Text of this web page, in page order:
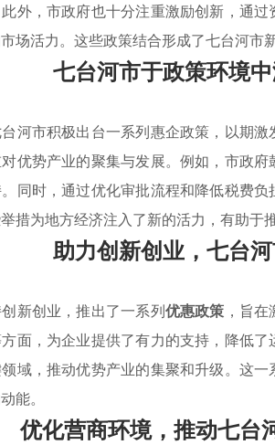
外，市政府也十分注重激励创新，通
场活力。这些政策结合形成了七台河
七台河市于政策环境
河市积极出台一系列惠企政策，以期
优势产业的聚集与发展。例如，市政
同时，通过优化审批流程和降低税费
措为地方经济注入了新的活力，有助于
助力创新创业，七台
新创业，推出了一系列优惠政策 ，旨
面，为企业提供了有力的支持，降低
域，推动优势产业的集聚和升级。这
能。
优化营商环境，推动七台